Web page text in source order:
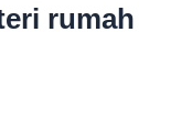
rumah